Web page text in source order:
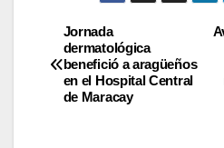
Jornada
dermatológica
benefició a aragüeños
en el Hospital Central
de Maracay